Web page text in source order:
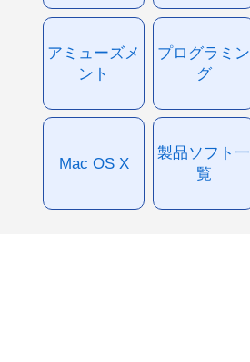
アミューズメ
ント
プログラミン
グ
Mac OS X
製品ソフト一
覧